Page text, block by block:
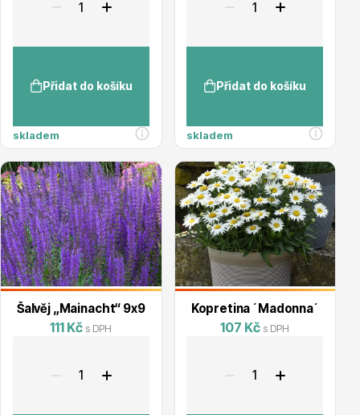
Listnaté stromy
Bambusy
Dekorace
Přidat do košíku
skladem
Přidat do košíku
skladem
Šalvěj „Mainacht“ 9x9
111 Kč s DPH
Kopretina ´Madonna´
107 Kč s DPH